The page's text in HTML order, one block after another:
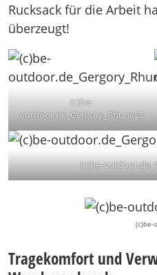
Rucksack für die Arbeit
überzeugt!
(c)be-
outdoor.de_Gergory_Rhune25
(c)be-
(c)be-
Tragekomfort und